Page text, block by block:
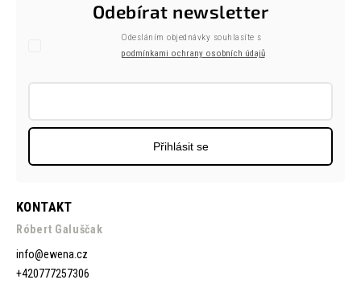
KONTAKT
Róbert Galuščak
info@ewena.cz
+420777257306
Odebírat newsletter
Odesláním objednávky souhlasíte s
podmínkami ochrany osobních údajů
Přihlásit se